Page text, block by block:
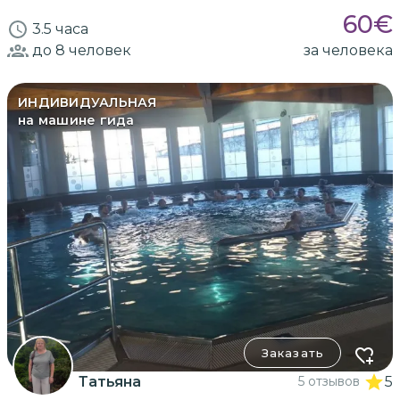
3.5 часа 60€
до 8 человек за человека
ИНДИВИДУАЛЬНАЯ
на машине гида
Заказать
Татьяна 5 отзывов 5